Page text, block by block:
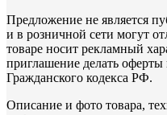
Предложение не является
и в розничной сети могут
товаре носит рекламный
приглашение делать
Гражданского кодекса РФ.
Описание и фото товара,